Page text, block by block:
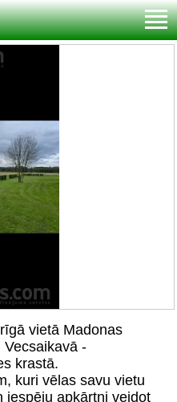
vietā Madonas
Vecsaikavā -
krastā.
kuri vēlas savu vietu
iespēju apkārtni veidot